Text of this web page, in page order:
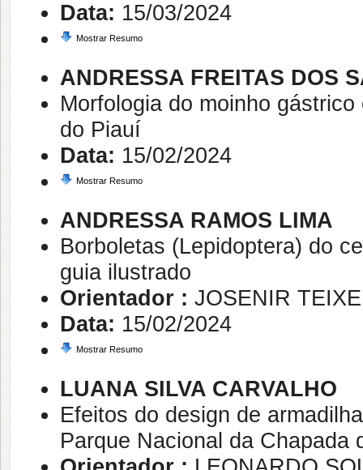
Data: 15/03/2024
Mostrar Resumo
ANDRESSA FREITAS DOS
Morfologia do moinho
do Piauí
Data: 15/02/2024
Mostrar Resumo
ANDRESSA RAMOS LIMA
Borboletas (Lepidoptera) do
guia ilustrado
Orientador : JOSENIR
Data: 15/02/2024
Mostrar Resumo
LUANA SILVA CARVALHO
Efeitos do design de
Parque Nacional da Chapada